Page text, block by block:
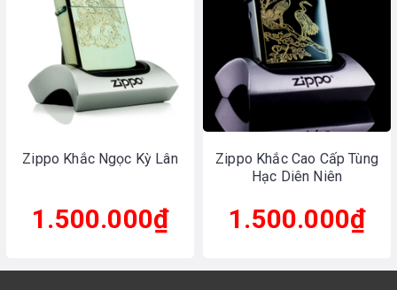
Zippo Khắc Ngọc Kỳ Lân
1.500.000₫
Zippo Khắc Cao Cấp Tùng
Hạc Diên Niên
1.500.000₫